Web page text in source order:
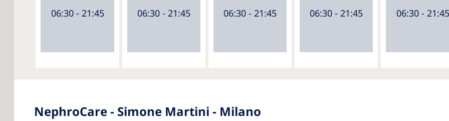
06:30 - 21:45 06:30 - 21:45 06:30 - 21:45 06:30 - 21:45 06:30 - 21:45
NephroCare - Simone Martini - Milano